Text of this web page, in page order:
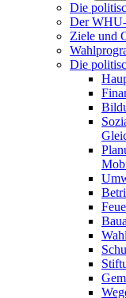
Die
Der
Ziele und
Die